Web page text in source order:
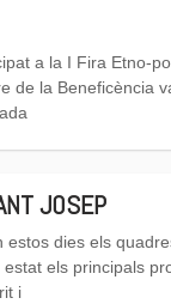
a la I Fira Etno-
de la Beneficència
JOSEP
estos dies els
els principals
i